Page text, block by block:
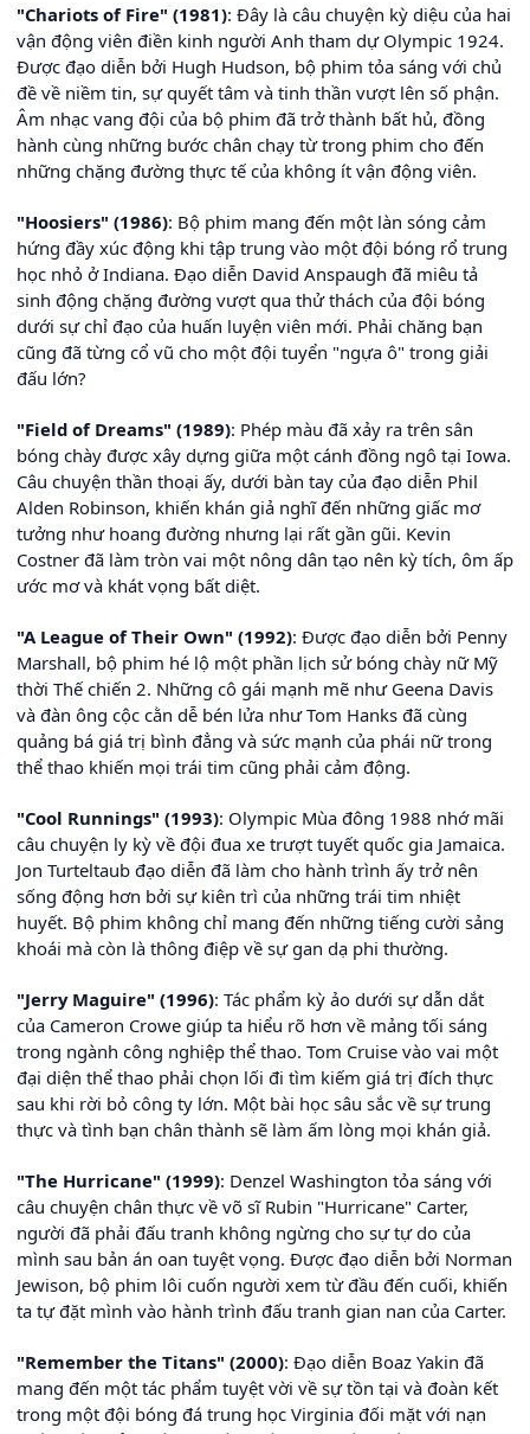
"Chariots of Fire" (1981): Đây là câu chuyện kỳ diệu của hai
vận động viên điền kinh người Anh tham dự Olympic 1924.
Được đạo diễn bởi Hugh Hudson, bộ phim tỏa sáng với chủ
đề về niềm tin, sự quyết tâm và tinh thần vượt lên số phận.
Âm nhạc vang đội của bộ phim đã trở thành bất hủ, đồng
hành cùng những bước chân chạy từ trong phim cho đến
những chặng đường thực tế của không ít vận động viên.
"Hoosiers" (1986): Bộ phim mang đến một làn sóng cảm
hứng đầy xúc động khi tập trung vào một đội bóng rổ trung
học nhỏ ở Indiana. Đạo diễn David Anspaugh đã miêu tả
sinh động chặng đường vượt qua thử thách của đội bóng
dưới sự chỉ đạo của huấn luyện viên mới. Phải chăng bạn
cũng đã từng cổ vũ cho một đội tuyển "ngựa ô" trong giải
đấu lớn?
"Field of Dreams" (1989): Phép màu đã xảy ra trên sân
bóng chày được xây dựng giữa một cánh đồng ngô tại Iowa.
Câu chuyện thần thoại ấy, dưới bàn tay của đạo diễn Phil
Alden Robinson, khiến khán giả nghĩ đến những giấc mơ
tưởng như hoang đường nhưng lại rất gần gũi. Kevin
Costner đã làm tròn vai một nông dân tạo nên kỳ tích, ôm ấp
ước mơ và khát vọng bất diệt.
"A League of Their Own" (1992): Được đạo diễn bởi Penny
Marshall, bộ phim hé lộ một phần lịch sử bóng chày nữ Mỹ
thời Thế chiến 2. Những cô gái mạnh mẽ như Geena Davis
và đàn ông cộc cằn dễ bén lửa như Tom Hanks đã cùng
quảng bá giá trị bình đẳng và sức mạnh của phái nữ trong
thể thao khiến mọi trái tim cũng phải cảm động.
"Cool Runnings" (1993): Olympic Mùa đông 1988 nhớ mãi
câu chuyện ly kỳ về đội đua xe trượt tuyết quốc gia Jamaica.
Jon Turteltaub đạo diễn đã làm cho hành trình ấy trở nên
sống động hơn bởi sự kiên trì của những trái tim nhiệt
huyết. Bộ phim không chỉ mang đến những tiếng cười sảng
khoái mà còn là thông điệp về sự gan dạ phi thường.
"Jerry Maguire" (1996): Tác phẩm kỳ ảo dưới sự dẫn dắt
của Cameron Crowe giúp ta hiểu rõ hơn về mảng tối sáng
trong ngành công nghiệp thể thao. Tom Cruise vào vai một
đại diện thể thao phải chọn lối đi tìm kiếm giá trị đích thực
sau khi rời bỏ công ty lớn. Một bài học sâu sắc về sự trung
thực và tình bạn chân thành sẽ làm ấm lòng mọi khán giả.
"The Hurricane" (1999): Denzel Washington tỏa sáng với
câu chuyện chân thực về võ sĩ Rubin "Hurricane" Carter,
người đã phải đấu tranh không ngừng cho sự tự do của
mình sau bản án oan tuyệt vọng. Được đạo diễn bởi Norman
Jewison, bộ phim lôi cuốn người xem từ đầu đến cuối, khiến
ta tự đặt mình vào hành trình đấu tranh gian nan của Carter.
"Remember the Titans" (2000): Đạo diễn Boaz Yakin đã
mang đến một tác phẩm tuyệt vời về sự tồn tại và đoàn kết
trong một đội bóng đá trung học Virginia đối mặt với nạn